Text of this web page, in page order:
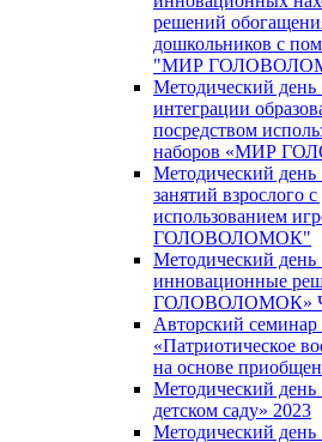
решений
дошкольников с
"МИР
Методический
интеграции
посредством
наборов «МИР
Методический
занятий взрослого
использованием
ГОЛОВОЛОМОК"
Методический
инновационные
ГОЛОВОЛОМОК»
Авторский
«Патриотическое
на основе
Методический день
детском саду» 2023
Методический день